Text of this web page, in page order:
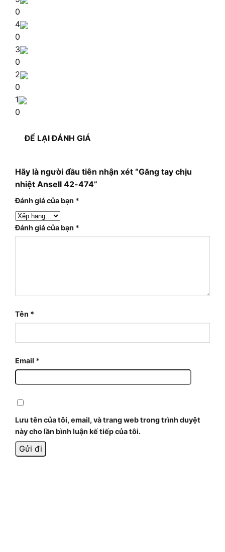
0
4
0
3
0
2
0
1
0
ĐỂ LẠI ĐÁNH GIÁ
Hãy là người đầu tiên nhận xét “Găng tay chịu
nhiệt Ansell 42-474”
Đánh giá của bạn *
Đánh giá của bạn *
Tên *
Email *
Lưu tên của tôi, email, và trang web trong trình duyệt
này cho lần bình luận kế tiếp của tôi.